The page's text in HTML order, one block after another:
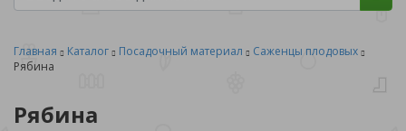
Главная Каталог Посадочный материал
Саженцы плодовых
Рябина
Рябина